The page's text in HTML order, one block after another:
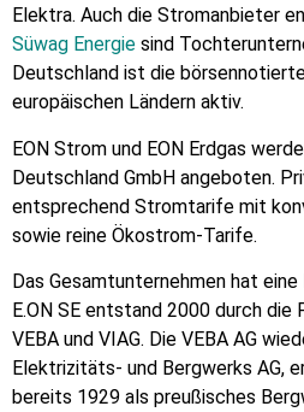
Elektra. Auch die Stromanbieter
Süwag Energie sind
Deutschland ist die
europäischen Ländern aktiv.
EON Strom und EON Erdgas
Deutschland GmbH angeboten.
entsprechend Stromtarife mit
sowie reine Ökostrom-Tarife.
Das Gesamtunternehmen hat
E.ON SE entstand 2000 durch die
VEBA und VIAG. Die VEBA AG
Elektrizitäts- und Bergwerks AG,
bereits 1929 als preußisches